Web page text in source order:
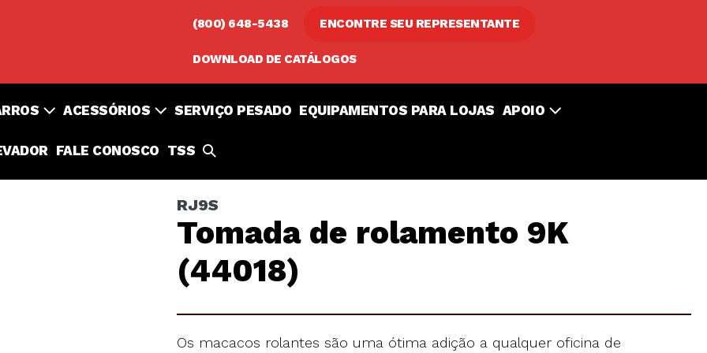
(800) 648-5438 ENCONTRE SEU REPRESENTANTE
DOWNLOAD DE CATÁLOGOS
ACESSÓRIOS SERVIÇO PESADO EQUIPAMENTOS PARA LOJAS APOIO
FALE CONOSCO TSS ALTERNAR
RJ9S
Tomada de rolamento 9K
(44018)
Os macacos rolantes são uma ótima adição a qualquer oficina de